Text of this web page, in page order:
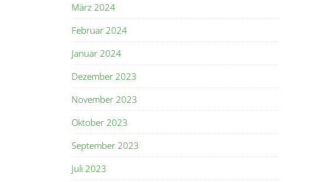
März 2024
Februar 2024
Januar 2024
Dezember 2023
November 2023
Oktober 2023
September 2023
Juli 2023